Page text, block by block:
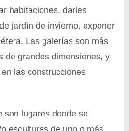
habitaciones, darles
jardín de invierno, exponer
Las galerías son más
de grandes dimensiones, y
las construcciones
son lugares donde se
esculturas de uno o más